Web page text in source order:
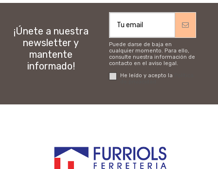
¡Únete a nuestra
newsletter y
mantente
informado!
Puede darse de baja en
cualquier momento. Para ello,
consulte nuestra información de
contacto en el aviso legal.
He leído y acepto la